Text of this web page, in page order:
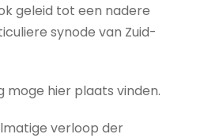
geleid tot een nadere
synode van Zuid-
moge hier plaats vinden.
verloop der